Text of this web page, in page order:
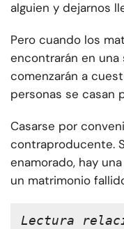
alguien y dejarnos
Pero cuando los
encontrarán en
comenzarán a
personas se casan
Casarse por
contraproducente.
enamorado, hay
un matrimonio
Lectura